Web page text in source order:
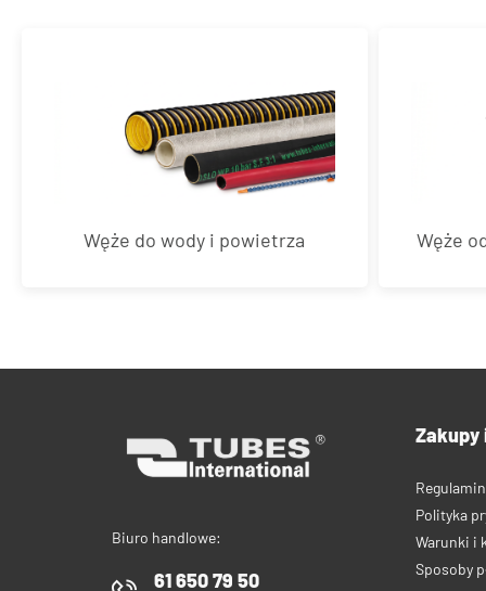
Węże do wody i powietrza Węże
Biuro handlowe:
61 650 79 50
Polityka
Warunki i
Sposoby